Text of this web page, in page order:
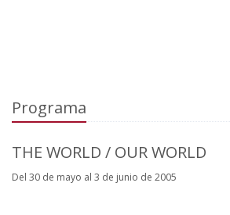
Programa
THE WORLD / OUR WORLD
Del 30 de mayo al 3 de junio de 2005